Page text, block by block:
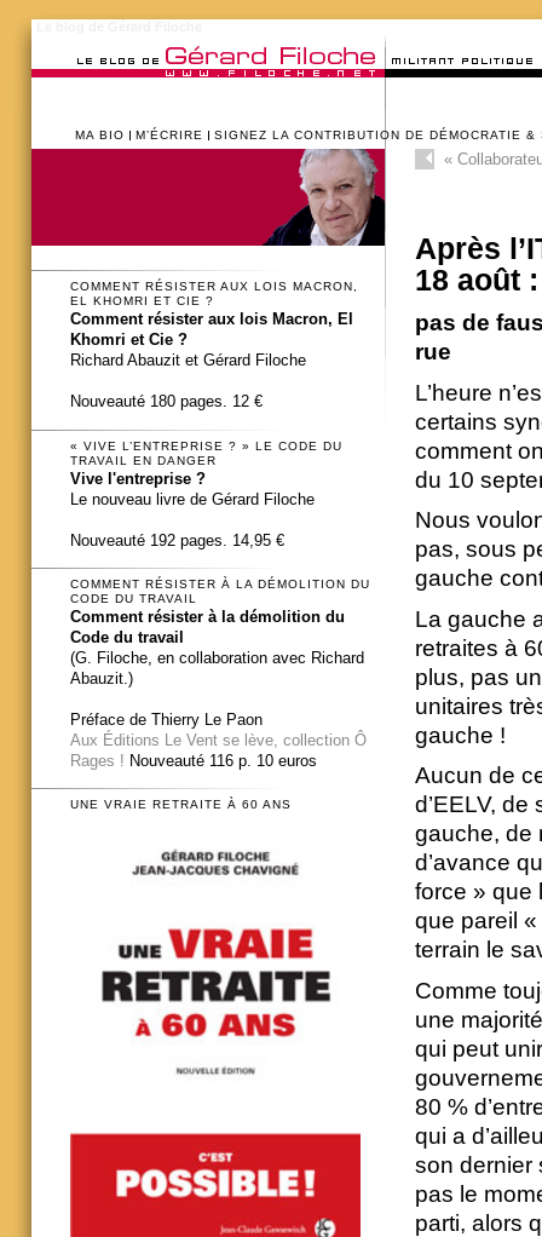
MA BIO M’ÉCRIRE SIGNEZ LA CONTRIBUTION DE DÉMOCRATIE &
«
Après
18 août
pas de
rue
L’heure
certains
comment
du 10
Nous
pas, sous
gauche
La gauche
retraites à
plus, pas
unitaires
gauche !
Aucun de
d’EELV,
gauche, de
d’avance
force » que
que pareil
terrain le
Comme
une
qui peut
80 %
qui a
son dernier
pas le
parti, alors
COMMENT RÉSISTER AUX LOIS MACRON,
EL KHOMRI ET CIE ?
Comment résister aux lois Macron, El
Khomri et Cie ?
Richard Abauzit et Gérard Filoche
Nouveauté 180 pages. 12 €
« VIVE L’ENTREPRISE ? » LE CODE DU
TRAVAIL EN DANGER
Vive l'entreprise ?
Le nouveau livre de Gérard Filoche
Nouveauté 192 pages. 14,95 €
COMMENT RÉSISTER À LA DÉMOLITION DU
CODE DU TRAVAIL
Comment résister à la démolition du
Code du travail
(G. Filoche, en collaboration avec Richard
Abauzit.)
Préface de Thierry Le Paon
Aux Éditions Le Vent se lève, collection Ô
Rages ! Nouveauté 116 p. 10 euros
UNE VRAIE RETRAITE À 60 ANS